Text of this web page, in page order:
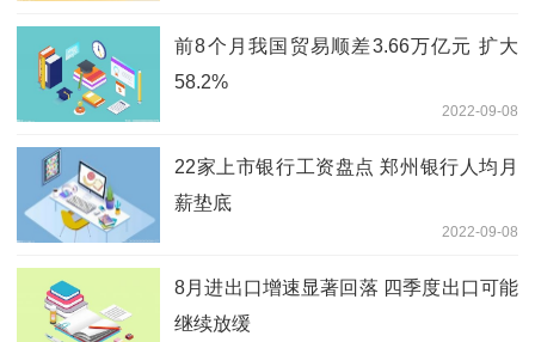
前8个月我国贸易顺差3.66万亿元 扩大
58.2%
2022-09-08
22家上市银行工资盘点 郑州银行人均月
薪垫底
2022-09-08
8月进出口增速显著回落 四季度出口可能
继续放缓